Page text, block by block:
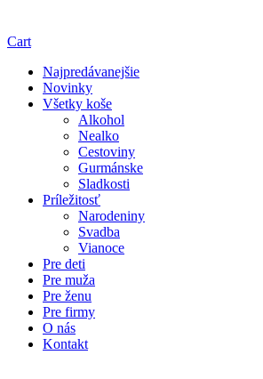
Cart
Najpredávanejšie
Novinky
Všetky koše
Alkohol
Nealko
Cestoviny
Gurmánske
Sladkosti
Príležitosť
Narodeniny
Svadba
Vianoce
Pre deti
Pre muža
Pre ženu
Pre firmy
O nás
Kontakt